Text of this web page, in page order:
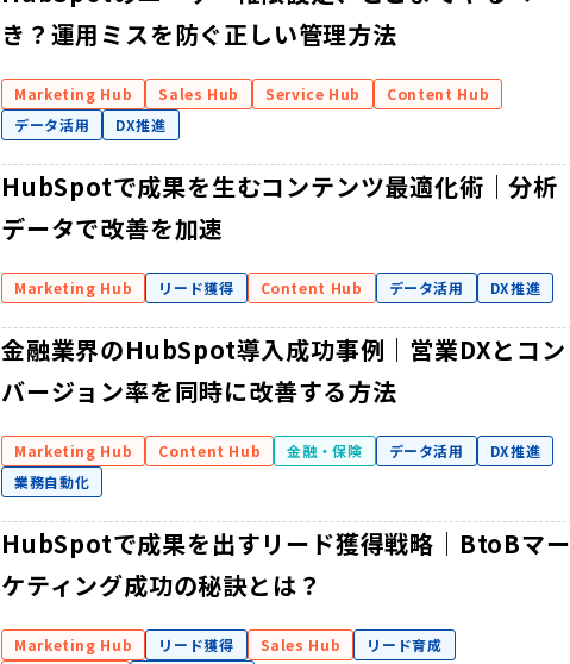
き？運用ミスを防ぐ正しい管理方法
Marketing Hub Sales Hub Service Hub
Content Hub
データ活用
DX推進
HubSpotで成果を生むコンテンツ最適化術｜分析
データで改善を加速
Marketing Hub リード獲得 Content Hub データ活用 DX推進
金融業界のHubSpot導入成功事例｜営業DXとコン
バージョン率を同時に改善する方法
Marketing Hub Content Hub 金融・保険 データ活用
DX推進
業務自動化
HubSpotで成果を出すリード獲得戦略｜BtoBマー
ケティング成功の秘訣とは？
Marketing Hub リード獲得 Sales Hub
リード育成